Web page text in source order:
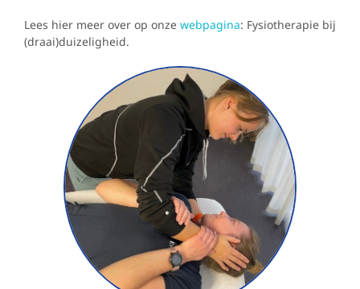
Lees hier meer over op onze webpagina: Fysiotherapie bij
(draai)duizeligheid.